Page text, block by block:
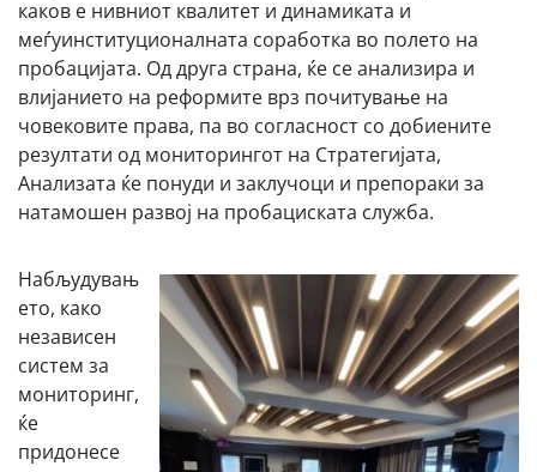
каков е нивниот квалитет и динамиката и
меѓуинституционалната соработка во полето на
пробацијата. Од друга страна, ќе се анализира и
влијанието на реформите врз почитување на
човековите права, па во согласност со добиените
резултати од мониторингот на Стратегијата,
Анализата ќе понуди и заклучоци и препораки за
натамошен развој на пробациската служба.
Набљудувањ
ето, како
независен
систем за
мониторинг,
ќе
придонесе